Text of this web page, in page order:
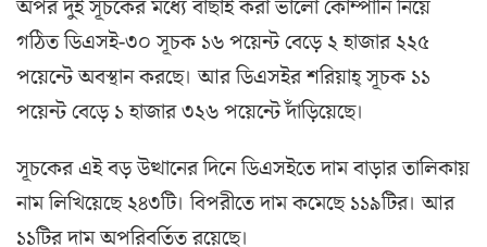
অপর দুই সূচকের মধ্যে বাছাই করা ভালো কোম্পানি নিয়ে
গঠিত ডিএসই-৩০ সূচক ১৬ পয়েন্ট বেড়ে ২ হাজার ২২৫
পয়েন্টে অবস্থান করছে। আর ডিএসইর শরিয়াহ্ সূচক ১১
পয়েন্ট বেড়ে ১ হাজার ৩২৬ পয়েন্টে দাঁড়িয়েছে।
সূচকের এই বড় উত্থানের দিনে ডিএসইতে দাম বাড়ার তালিকায়
নাম লিখিয়েছে ২৪৩টি। বিপরীতে দাম কমেছে ১১৯টির। আর
১১টির দাম অপরিবর্তিত রয়েছে।